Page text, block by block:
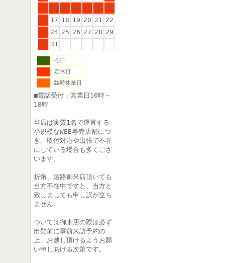
9 10 11 12 13 14 15
16 17 18 19 20 21 22
23 24 25 26 27 28 29
30 31
今日
定休日
臨時休業日
■電話受付：営業日10時～
18時
当店は実質1名で運営する
小規模なWEB専売店舗につ
き、取付対応や出張で不在
にしている場合も多くござ
います。
折角、遠路御来店頂いても
当方不在中ですと、当方と
致しましても申し訳が立ち
ません。
ついては御来店の際は必ず
出発前に事前来訪予約の
上、お越し頂けるようお願
い申しあげる次第です。